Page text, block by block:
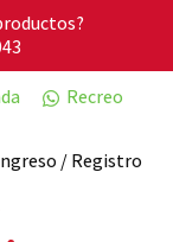
Recreo
/ Registro